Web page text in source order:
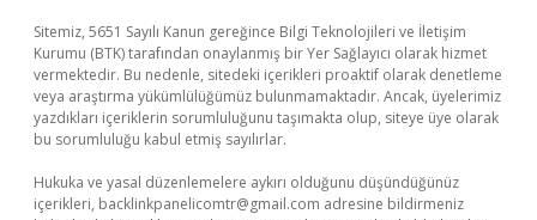
Sitemiz, 5651 Sayılı Kanun gereğince Bilgi Teknolojileri ve İletişim
Kurumu (BTK) tarafından onaylanmış bir Yer Sağlayıcı olarak hizmet
vermektedir. Bu nedenle, sitedeki içerikleri proaktif olarak denetleme
veya araştırma yükümlülüğümüz bulunmamaktadır. Ancak, üyelerimiz
yazdıkları içeriklerin sorumluluğunu taşımakta olup, siteye üye olarak
bu sorumluluğu kabul etmiş sayılırlar.
Hukuka ve yasal düzenlemelere aykırı olduğunu düşündüğünüz
içerikleri, backlinkpanelicomtr@gmail.com adresine bildirmeniz